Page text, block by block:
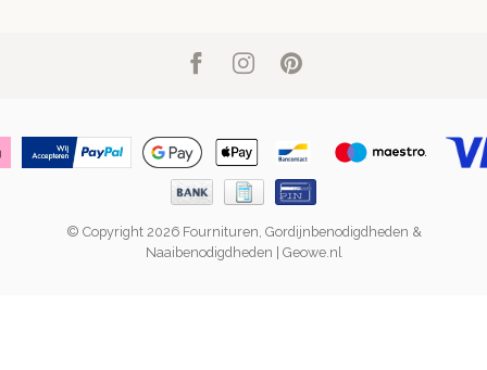
© Copyright 2026 Fournituren, Gordijnbenodigdheden &
Naaibenodigdheden | Geowe.nl